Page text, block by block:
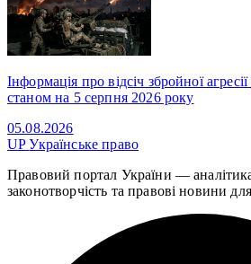
Інформація про відсіч збройної
станом на 5 серпня 2026 року
05.08.2026
UPУкраїнське право
Правовий портал України —
законотворчість та правові новини